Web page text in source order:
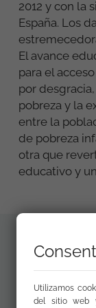
2012 y con la
España. Los
El avance
para el
por
pobreza y la
entre la
de pobreza
otra que
educativo y
Utilizamos
del sitio web